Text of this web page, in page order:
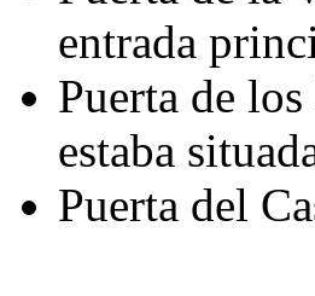
entrada
Puerta de
estaba
Puerta del